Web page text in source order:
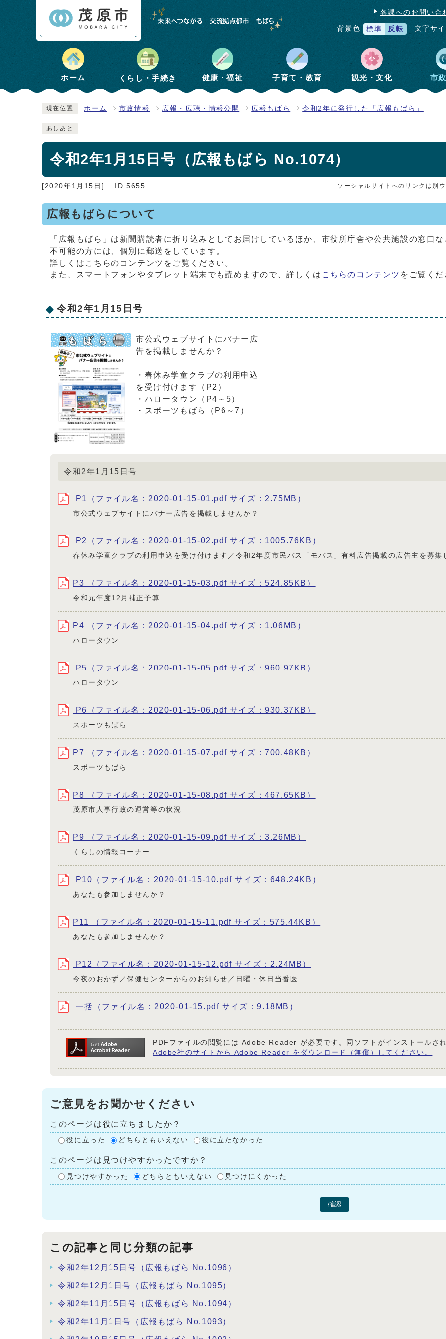
各課へのお問い合
背景色 標準 反転 文字サ
ホーム くらし・手続き 健康・福祉 子育て・教育 観光・文化 市
現在位置 ホーム 市政情報 広報・広聴・情報公開 広報もばら 令和2年に発行した「広報もばら」
あしあと
令和2年1月15日号（広報もばら No.1074）
[2020年1月15日] ID:5655 ソーシャルサイトへのリンクは別
広報もばらについて
「広報もばら」は新聞購読者に折り込みとしてお届けしているほか、市役所庁舎や公共施設の窓口
不可能の方には、個別に郵送をしています。
詳しくはこちらのコンテンツをご覧ください。
また、スマートフォンやタブレット端末でも読めますので、詳しくは こちらのコンテンツ をご覧く
令和2年1月15日号
市公式ウェブサイトにバナー広
告を掲載しませんか？
・春休み学童クラブの利用申込
を受け付けます（P2）
・ハロータウン（P4～5）
・スポーツもばら（P6～7）
令和2年1月15日号
P1（ファイル名：2020-01-15-01.pdf サイズ：2.75MB）
市公式ウェブサイトにバナー広告を掲載しませんか？
P2（ファイル名：2020-01-15-02.pdf サイズ：1005.76KB）
春休み学童クラブの利用申込を受け付けます／令和2年度市民バス「モバス」有料広告掲載の広告主を募集
P3 （ファイル名：2020-01-15-03.pdf サイズ：524.85KB）
令和元年度12月補正予算
P4 （ファイル名：2020-01-15-04.pdf サイズ：1.06MB）
ハロータウン
P5（ファイル名：2020-01-15-05.pdf サイズ：960.97KB）
ハロータウン
P6（ファイル名：2020-01-15-06.pdf サイズ：930.37KB）
スポーツもばら
P7 （ファイル名：2020-01-15-07.pdf サイズ：700.48KB）
スポーツもばら
P8 （ファイル名：2020-01-15-08.pdf サイズ：467.65KB）
茂原市人事行政の運営等の状況
P9 （ファイル名：2020-01-15-09.pdf サイズ：3.26MB）
くらしの情報コーナー
P10（ファイル名：2020-01-15-10.pdf サイズ：648.24KB）
あなたも参加しませんか？
P11 （ファイル名：2020-01-15-11.pdf サイズ：575.44KB）
あなたも参加しませんか？
P12（ファイル名：2020-01-15-12.pdf サイズ：2.24MB）
今夜のおかず／保健センターからのお知らせ／日曜・休日当番医
一括（ファイル名：2020-01-15.pdf サイズ：9.18MB）
PDFファイルの閲覧には Adobe Reader が必要です。同ソフトがインストールさ
Adobe社のサイトから Adobe Reader をダウンロード（無償）してください。
ご意見をお聞かせください
このページは役に立ちましたか？
役に立った どちらともいえない 役に立たなかった
このページは見つけやすかったですか？
見つけやすかった どちらともいえない 見つけにくかった
確認
この記事と同じ分類の記事
令和2年12月15日号（広報もばら No.1096）
令和2年12月1日号（広報もばら No.1095）
令和2年11月15日号（広報もばら No.1094）
令和2年11月1日号（広報もばら No.1093）